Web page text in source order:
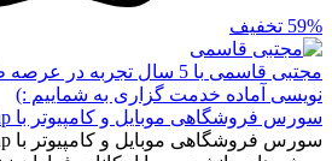
59% تخفیف
مجتبی قاسمی
با 5 سال تجربه در
نویسی آماده خدمت گزاری به شماییم :)
سورس فروشگاهی موبایل و کامپیوتر با php